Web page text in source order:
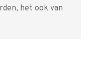
het ook van